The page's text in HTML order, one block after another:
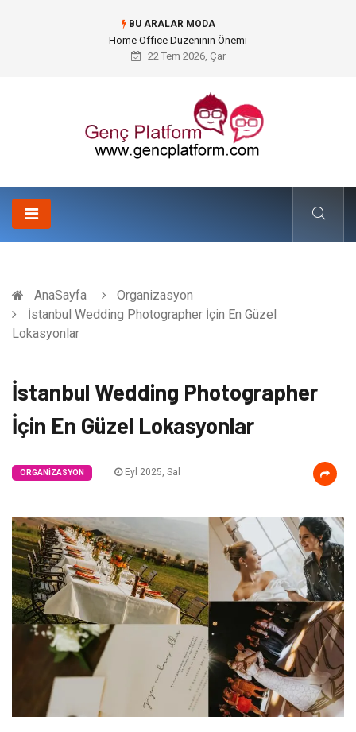
BU ARALAR MODA
Konteyner Nakliye Fiyatları ve Küresel Ticarette Bütçe Yönetimi
22 Tem 2026, Çar
AnaSayfa
Organizasyon
İstanbul Wedding Photographer İçin En Güzel
Lokasyonlar
İstanbul Wedding Photographer
İçin En Güzel Lokasyonlar
ORGANIZASYON Eyl 2025, Sal